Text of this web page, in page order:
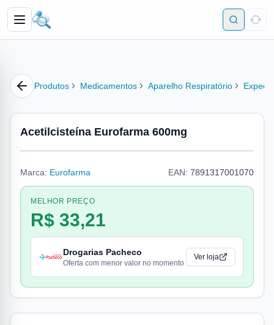
Produtos Medicamentos Aparelho Respiratório
Acetilcisteína Eurofarma 600mg
Marca: Eurofarma EAN: 7891317001070
MELHOR PREÇO
R$ 33,21
Drogarias Pacheco
Oferta com menor valor no momento
Ver loja